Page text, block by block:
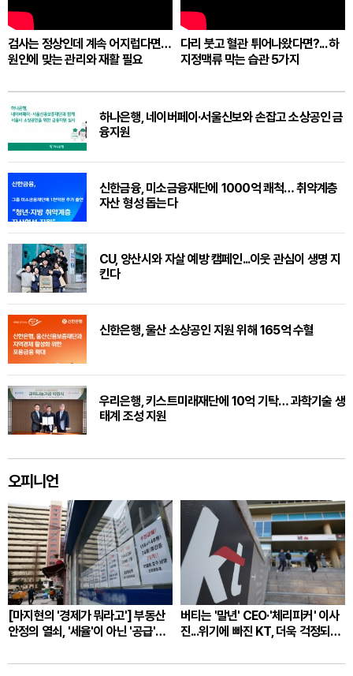
검사는 정상인데 계속 어지럽다면…
원인에 맞는 관리와 재활 필요
다리 붓고 혈관 튀어나왔다면?... 하
지정맥류 막는 습관 5가지
하나은행, 네이버페이·서울신보와 손잡고 소상공인 금
융지원
신한금융, 미소금융재단에 1000억 쾌척… 취약계층
자산 형성 돕는다
CU, 양산시와 자살 예방 캠페인...이웃 관심이 생명 지
킨다
신한은행, 울산 소상공인 지원 위해 165억 수혈
우리은행, 키스트미래재단에 10억 기탁… 과학기술 생
태계 조성 지원
오피니언
[마지현의 '경제가 뭐라고'] 부동산
안정의 열쇠, '세율'이 아닌 '공급'과
버티는 '말년' CEO·'체리피커' 이사
진...위기에 빠진 KT, 더욱 걱정되는